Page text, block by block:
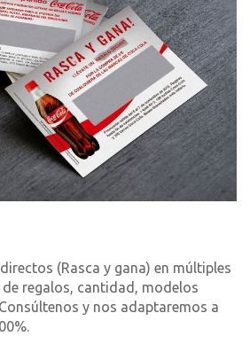
(Rasca y gana) en múltiples
regalos, cantidad, modelos
y nos adaptaremos a